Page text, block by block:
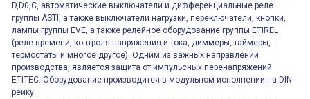
D,D0,C, автоматические выключатели и дифференциальные реле
группы ASTI, а также выключатели нагрузки, переключатели, кнопки,
лампы группы EVE, а также релейное оборудование группы ETIREL
(реле времени, контроля напряжения и тока, диммеры, таймеры,
термостаты и многое другое). Одним из важных направлений
производства, является защита от импульсных перенапряжений
ETITEC. Оборудование производится в модульном исполнении на DIN-
рейку.